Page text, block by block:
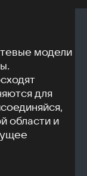
модели
для
области и